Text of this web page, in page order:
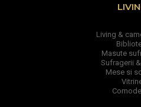
Living &
Masute
Sufragerii
Mese si